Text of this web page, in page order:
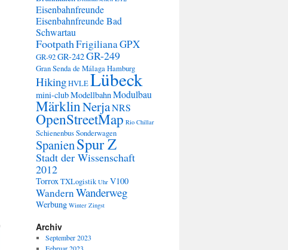
Eisenbahnfreunde
Eisenbahnfreunde Bad
Schwartau
FootpathFrigilianaGPX
GR-92GR-242GR-249
Gran Senda de MálagaHamburg
HikingHVLELübeck
mini-clubModellbahnModulbau
MärklinNerjaNRS
OpenStreetMap Rio Chillar
SchienenbusSonderwagen
SpanienSpur Z
Stadt der Wissenschaft
2012
TorroxTXLogistik Uhr V100
WandernWanderweg
Werbung Winter Zingst
Archiv
September 2023